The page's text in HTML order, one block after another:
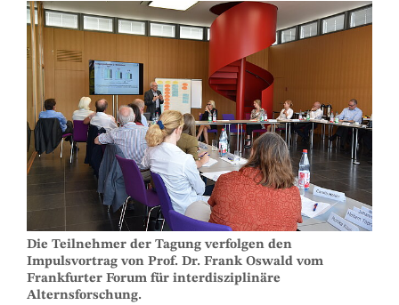
Die Teilnehmer der Tagung verfolgen den
Impulsvortrag von Prof. Dr. Frank Oswald vom
Frankfurter Forum für interdisziplinäre
Alternsforschung.